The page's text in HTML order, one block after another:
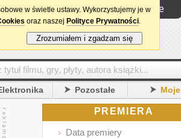
Logowanie
Pozostałe Moje
PREMIERA
Data premiery
w świetle ustawy. Wykorzystujemy je w
oraz naszej Polityce Prywatności.
Zrozumiałem i zgadzam się